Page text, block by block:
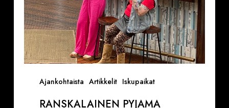
Ajankohtaista Artikkelit Iskupaikat
SINKKURYHMÄ
KENELLE
NÄYTÖS
ON
TAATUSTI
KIUSALLINEN)
RANSKALAINEN PYJAMA